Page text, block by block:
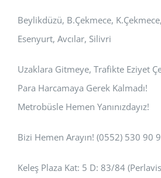
Beylikdüzü, B.Çekmece,
Esenyurt, Avcılar, Silivri
Uzaklara Gitmeye, Trafikte Eziyet
Para Harcamaya Gerek Kalmadı!
Metrobüsle Hemen Yanınızdayız!
Bizi Hemen Arayın! (0552) 530 90
Keleş Plaza Kat: 5 D: 83/84